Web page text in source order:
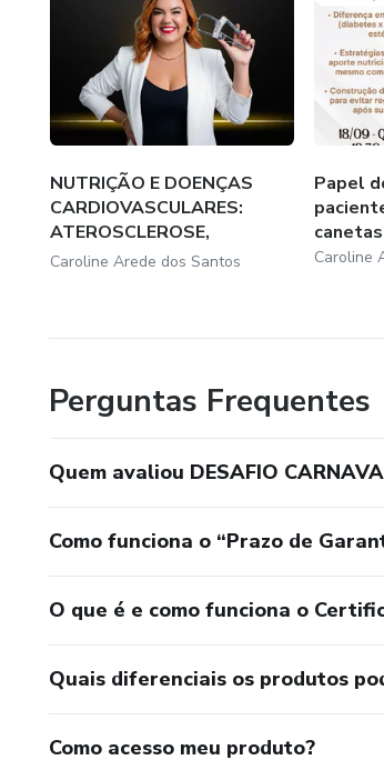
NUTRIÇÃO E DOENÇAS
CARDIOVASCULARES:
ATEROSCLEROSE,
INFARTO,...
Caroline Arede dos Santos
Papel
Caroline
Perguntas Frequentes
Quem avaliou DESAFIO
Como funciona o “Prazo de
O que é e como funciona o
Quais diferenciais os produtos
Como acesso meu produto?